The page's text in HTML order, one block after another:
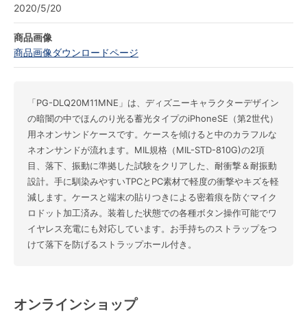
2020/5/20
商品画像
商品画像ダウンロードページ
「PG-DLQ20M11MNE」は、ディズニーキャラクターデザイン
の暗闇の中でほんのり光る蓄光タイプのiPhoneSE（第2世代）
用ネオンサンドケースです。ケースを傾けると中のカラフルな
ネオンサンドが流れます。MIL規格（MIL-STD-810G)の2項
目、落下、振動に準拠した試験をクリアした、耐衝撃＆耐振動
設計。手に馴染みやすいTPCとPC素材で軽度の衝撃やキズを軽
減します。ケースと端末の貼りつきによる密着痕を防ぐマイク
ロドット加工済み。装着した状態での各種ボタン操作可能でワ
イヤレス充電にも対応しています。お手持ちのストラップをつ
けて落下を防げるストラップホール付き。
オンラインショップ